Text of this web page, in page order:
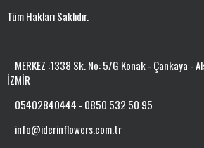
Tüm Hakları Saklıdır.
MERKEZ :1338 Sk. No: 5/G Konak - Çankaya -
İZMİR
05402840444 - 0850 532 50 95
info@iderinflowers.com.tr